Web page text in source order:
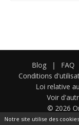
Blog | FAQ
Conditions
Loi relative
Voir
© 2026
Notre site utilise des